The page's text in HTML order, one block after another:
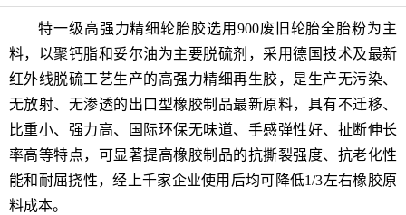
特一级高强力精细轮胎胶选用900废旧轮胎全胎粉为主
料，以聚钙脂和妥尔油为主要脱硫剂，采用德国技术及最新
红外线脱硫工艺生产的高强力精细再生胶，是生产无污染、
无放射、无渗透的出口型橡胶制品最新原料，具有不迁移、
比重小、强力高、国际环保无味道、手感弹性好、扯断伸长
率高等特点，可显著提高橡胶制品的抗撕裂强度、抗老化性
能和耐屈挠性，经上千家企业使用后均可降低1/3左右橡胶原
料成本。